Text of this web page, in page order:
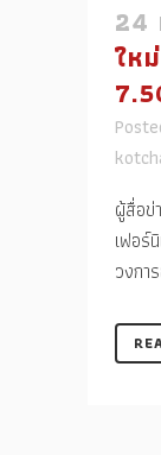
24
ให
ผู้สื่อข่
เฟอร์
วงกา